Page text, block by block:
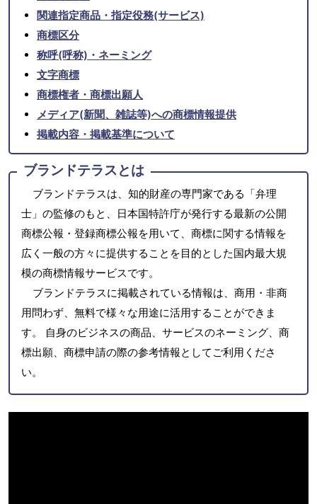
関連指定商品・指定役務(サービス)
商標区分
称呼(呼称)・ネーミング
文字商標
商標権者・商標出願人
メディア(新聞、雑誌等)への商標情報提供
掲載内容・掲載基準について
ブランドテラスとは
ブランドテラスは、知的財産の専門家である「弁理
士」の監修のもと、日本国特許庁が発行する最新の公開
商標公報・登録商標公報を用いて、商標に関する情報を
広く一般の方々に提供することを目的とした国内最大規
模の商標情報サービスです。
ブランドテラスに掲載されている情報は、商用・非商
用問わず、無料で様々な用途に活用することができま
す。 自身のビジネスの商品、サービスのネーミング、商
標出願、商標申請の際の参考情報としてご利用くださ
い。